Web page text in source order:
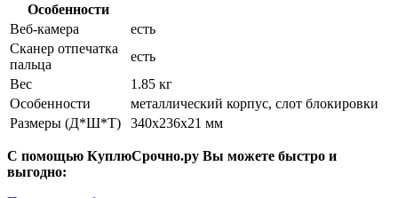
Особенности
Веб-камера
есть
Сканер отпечатка
пальца
есть
Вес
1.85 кг
Особенности
металлический корпус, слот блокировки
Размеры (Д*Ш*Т)
340x236x21 мм
С помощью КуплюСрочно.ру Вы можете быстро и
выгодно: